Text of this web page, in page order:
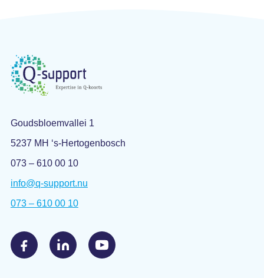
Goudsbloemvallei 1
5237 MH ‘s-Hertogenbosch
073 – 610 00 10
info@q-support.nu
073 – 610 00 10